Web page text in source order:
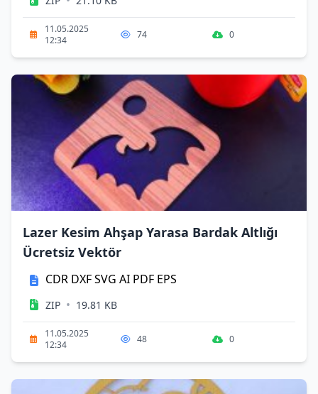
11.05.2025
12:34
74 0
Lazer Kesim Ahşap Yarasa Bardak Altlığı
Ücretsiz Vektör
CDR DXFSVG AI PDF EPS
ZIP • 19.81 KB
11.05.2025
12:34
48 0